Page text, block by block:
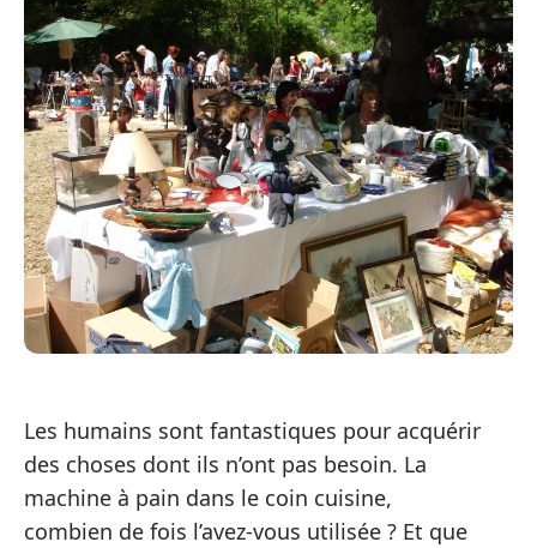
Les humains sont fantastiques pour acquérir
des choses dont ils n’ont pas besoin. La
machine à pain dans le coin cuisine,
combien de fois l’avez-vous utilisée ? Et que